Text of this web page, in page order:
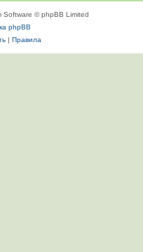
Software © phpBB Limited
phpBB
| Правила